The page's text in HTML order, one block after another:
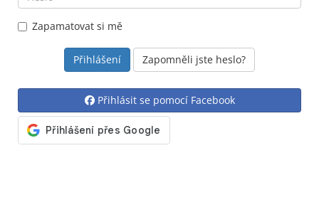
Zapamatovat si mě
Zapomněli jste heslo?
Přihlásit se pomocí Facebook